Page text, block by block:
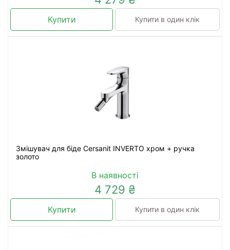
Купити Купити в один клік
Змішувач для біде Cersanit INVERTO хром + ручка
золото
В наявності
4 729 ₴
Купити Купити в один клік